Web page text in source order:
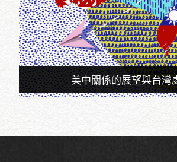
美中關係的展望與台灣